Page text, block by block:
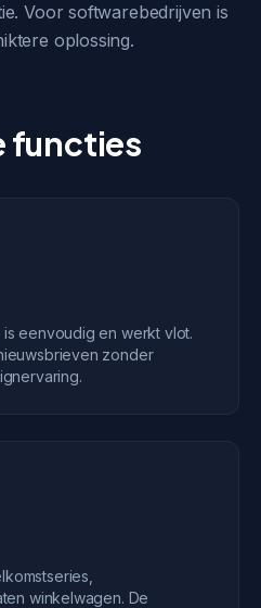
Voor softwarebedrijven is
oplossing.
functies
eenvoudig en werkt vlot.
zonder
winkelwagen. De